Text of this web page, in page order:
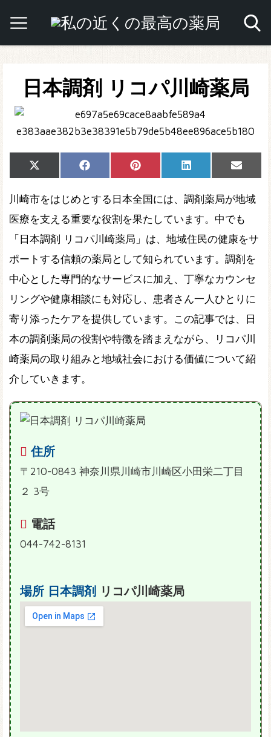
日本調剤 リコパ川崎薬局
Share
on
X
(Twitter)
Share
on
Facebook Share
on
Pinterest Share
on
LinkedIn
Share
on
Email
川崎市をはじめとする日本全国には、調剤薬局が地域
医療を支える重要な役割を果たしています。中でも
「日本調剤 リコパ川崎薬局」は、地域住民の健康をサ
ポートする信頼の薬局として知られています。調剤を
中心とした専門的なサービスに加え、丁寧なカウンセ
リングや健康相談にも対応し、患者さん一人ひとりに
寄り添ったケアを提供しています。この記事では、日
本の調剤薬局の役割や特徴を踏まえながら、リコパ川
崎薬局の取り組みと地域社会における価値について紹
介していきます。
住所
〒210-0843 神奈川県川崎市川崎区小田栄二丁目
２ 3号
電話
044-742-8131
場所 日本調剤 リコパ川崎薬局